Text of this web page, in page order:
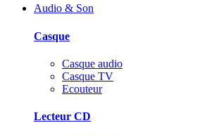
Audio & Son
Casque
Casque audio
Casque TV
Ecouteur
Lecteur CD